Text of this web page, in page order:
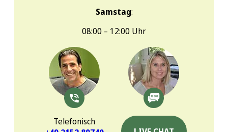
Samstag:
08:00 – 12:00 Uhr
Telefonisch